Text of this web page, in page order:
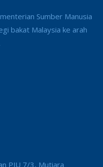
Sumber Manusia
bakat Malaysia ke arah
PJU 7/3, Mutiara